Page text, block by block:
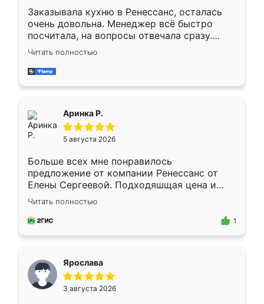
Заказывала кухню в Ренессанс, осталась
очень довольна. Менеджер всё быстро
посчитала, на вопросы отвечала сразу.
Замерщик приехал в субботу, подошёл к
делу со всей ответственностью. Собрали
за день, ребята работали аккуратно, даже
Читать полностью
Аринка Р.
5 августа 2026
Больше всех мне понравилось
предложение от компании Ренессанс от
Елены Сергеевой. Подходяшщая цена и
короткие сроки изготовления. Приехавший
для замера сотрудник Владислав
предложил по моему эскизу самый
Читать полностью
1
Ярослава
3 августа 2026